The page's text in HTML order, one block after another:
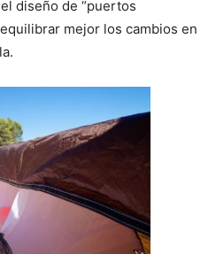
diseño de “puertos
mejor los cambios en